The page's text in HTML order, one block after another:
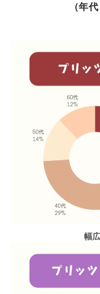
（年
幅